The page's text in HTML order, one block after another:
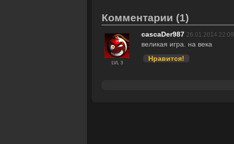
Комментарии (1)
LVL 3
cascaDer987 26.01.2014 22:09
великая игра. на века
Нравится!